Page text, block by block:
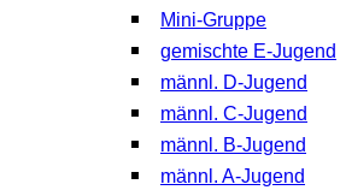
Mini-Gruppe
gemischte E-Jugend
männl. D-Jugend
männl. C-Jugend
männl. B-Jugend
männl. A-Jugend